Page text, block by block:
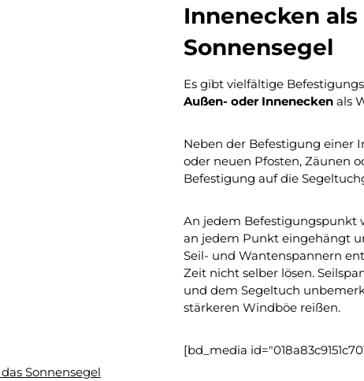
Sonnensegel
Innenecken
Sonnensegel
Es gibt vielfältige
Außen- oder Innenecken als
Neben der Befestigung einer
oder neuen Pfosten, Zäunen
Befestigung auf die
An jedem Befestigungspunkt
an jedem Punkt eingehängt
Seil- und Wantenspannern
Zeit nicht selber lösen.
und dem Segeltuch
stärkeren Windböe reißen.
[bd_media